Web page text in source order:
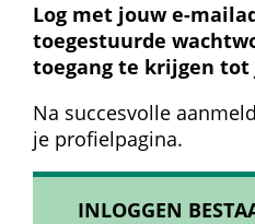
Log met jouw e-
toegestuurde
toegang te krijgen tot
Na succesvolle
je profielpagina.
INLOGGEN